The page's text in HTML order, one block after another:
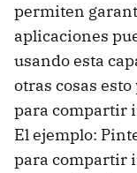
permiten
aplicaciones
usando esta
otras cosas
para compartir
El ejemplo:
para compartir